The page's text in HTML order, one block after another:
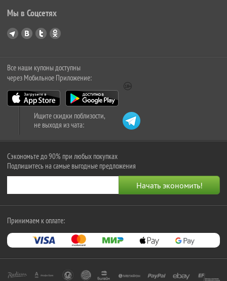
Мы в Соцсетях
Все наши купоны доступны
через Мобильное Приложение:
Ищите скидки поблизости,
не выходя из чата:
Сэкономьте до 90% при любых покупках
Подпишитесь на самые выгодные предложения
Принимаем к оплате: